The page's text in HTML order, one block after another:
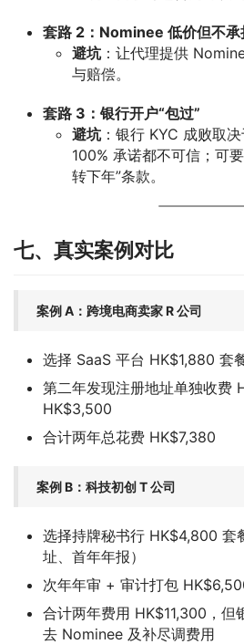
套路 2：Nominee 低价但不
避坑：让代理提供
与赔偿。
套路 3：银行开户“包过”
避坑：银行 KYC 成败取
100% 承诺都不可信；可
转下年”条款。
七、真实案例对比
案例 A：跨境电商卖家 R 公司
选择 SaaS 平台 HK$1,880 套
第二年发现注册地址单独收费
HK$3,500
合计两年总花费 HK$7,380
案例 B：科技初创 T 公司
选择持牌秘书行 HK$4,800 套
址、首年年报）
次年年审 + 审计打包
合计两年费用 HK$11,300，但
去 Nominee 及补尽调费用